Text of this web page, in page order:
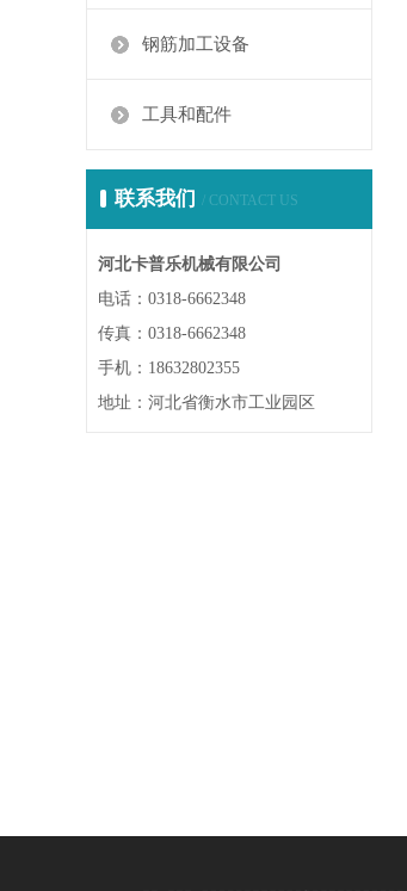
钢筋加工设备
工具和配件
联系我们 / CONTACT US
河北卡普乐机械有限公司
电话：0318-6662348
传真：0318-6662348
手机：18632802355
地址：河北省衡水市工业园区